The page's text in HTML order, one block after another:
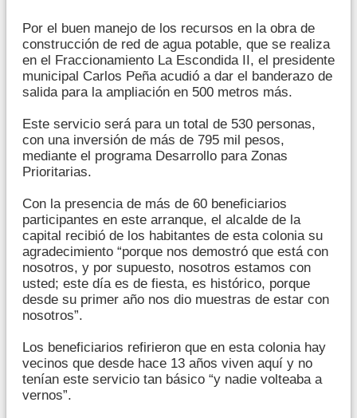
Por el buen manejo de los recursos en la obra de
construcción de red de agua potable, que se realiza
en el Fraccionamiento La Escondida II, el presidente
municipal Carlos Peña acudió a dar el banderazo de
salida para la ampliación en 500 metros más.
Este servicio será para un total de 530 personas,
con una inversión de más de 795 mil pesos,
mediante el programa Desarrollo para Zonas
Prioritarias.
Con la presencia de más de 60 beneficiarios
participantes en este arranque, el alcalde de la
capital recibió de los habitantes de esta colonia su
agradecimiento “porque nos demostró que está con
nosotros, y por supuesto, nosotros estamos con
usted; este día es de fiesta, es histórico, porque
desde su primer año nos dio muestras de estar con
nosotros”.
Los beneficiarios refirieron que en esta colonia hay
vecinos que desde hace 13 años viven aquí y no
tenían este servicio tan básico “y nadie volteaba a
vernos”.